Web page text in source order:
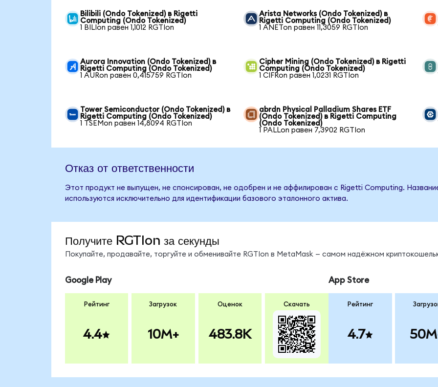
Bilibili (Ondo Tokenized) в Rigetti
Computing (Ondo Tokenized)
1 BILIon равен 1,1012 RGTIon
Arista Networks (Ondo Tokenized) в
Rigetti Computing (Ondo Tokenized)
1 ANETon равен 11,3059 RGTIon
Aurora Innovation (Ondo Tokenized) в
Rigetti Computing (Ondo Tokenized)
1 AURon равен 0,415759 RGTIon
Cipher Mining (Ondo Tokenized) в Rigetti
Computing (Ondo Tokenized)
1 CIFRon равен 1,0231 RGTIon
Tower Semiconductor (Ondo Tokenized) в
Rigetti Computing (Ondo Tokenized)
1 TSEMon равен 14,8094 RGTIon
abrdn Physical Palladium Shares ETF
(Ondo Tokenized) в Rigetti Computing
(Ondo Tokenized)
1 PALLon равен 7,3902 RGTIon
Отказ от ответственности
Этот продукт не выпущен, не спонсирован, не одобрен и не аффилирован с Rigetti Computing.
используются исключительно для идентификации базового эталонного актива.
Получите RGTIon за секунды
Покупайте, продавайте, торгуйте и обменивайте RGTIon в MetaMask — самом надёжном
Google Play
Рейтинг
4.4
Загрузок
10M+
Оценок
483.8K
Скачать
App Store
Рейтинг
4.7